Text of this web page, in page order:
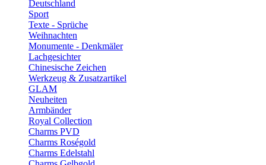
Deutschland
Sport
Texte - Sprüche
Weihnachten
Monumente - Denkmäler
Lachgesichter
Chinesische Zeichen
Werkzeug & Zusatzartikel
GLAM
Neuheiten
Armbänder
Royal Collection
Charms PVD
Charms Roségold
Charms Edelstahl